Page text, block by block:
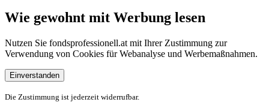
Wie gewohnt mit Werbung lesen
Nutzen Sie fondsprofessionell.at mit Ihrer Zustimmung zur
Verwendung von Cookies für Webanalyse und Werbemaßnahmen.
Einverstanden
Die Zustimmung ist jederzeit widerrufbar.